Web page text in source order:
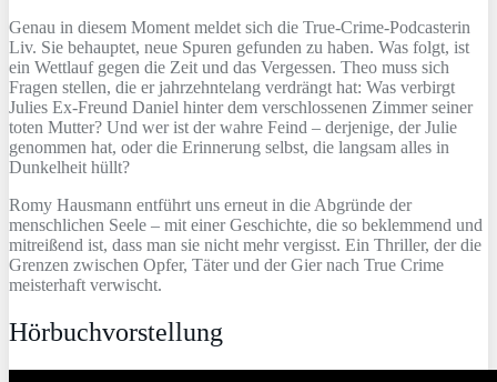
Genau in diesem Moment meldet sich die True-Crime-Podcasterin
Liv. Sie behauptet, neue Spuren gefunden zu haben. Was folgt, ist
ein Wettlauf gegen die Zeit und das Vergessen. Theo muss sich
Fragen stellen, die er jahrzehntelang verdrängt hat: Was verbirgt
Julies Ex-Freund Daniel hinter dem verschlossenen Zimmer seiner
toten Mutter? Und wer ist der wahre Feind – derjenige, der Julie
genommen hat, oder die Erinnerung selbst, die langsam alles in
Dunkelheit hüllt?
Romy Hausmann entführt uns erneut in die Abgründe der
menschlichen Seele – mit einer Geschichte, die so beklemmend und
mitreißend ist, dass man sie nicht mehr vergisst. Ein Thriller, der die
Grenzen zwischen Opfer, Täter und der Gier nach True Crime
meisterhaft verwischt.
Hörbuchvorstellung